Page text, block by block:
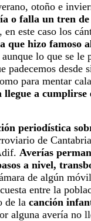
otoño e
o falla un tren
este caso los
que hizo famoso
lo que se le
padecemos desde
para mentar
llegue a cumplirse
periodística
de
Averías
a nivel,
de algún
entre la
de la canción
alguna avería no